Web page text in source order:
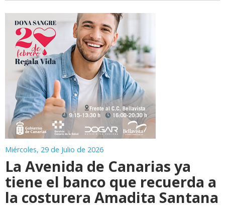
Miércoles, 29 de Julio de 2026
La Avenida de Canarias ya
tiene el banco que recuerda a
la costurera Amadita Santana